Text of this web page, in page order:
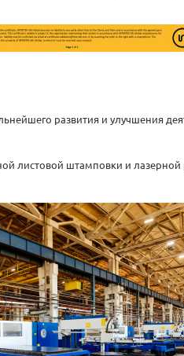
развития и улучшения
листовой штамповки и